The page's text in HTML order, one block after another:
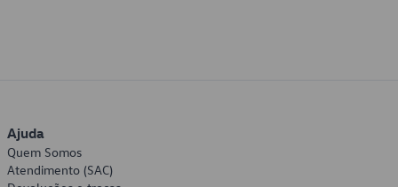
Ajuda
Quem Somos
Atendimento (SAC)